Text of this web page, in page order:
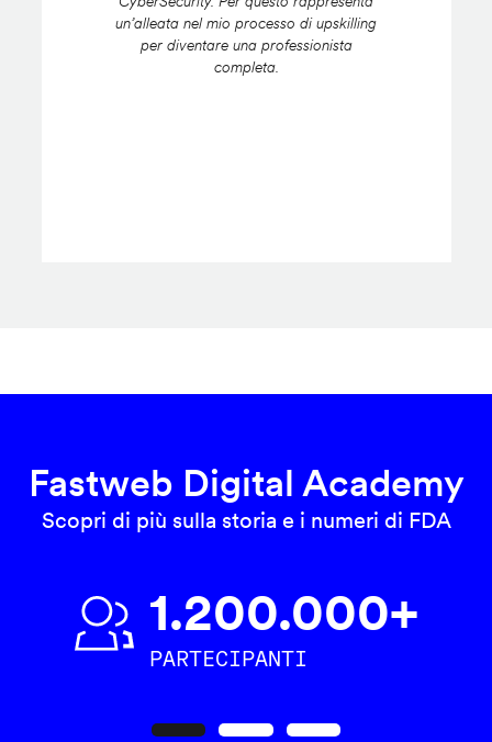
un’alleata nel mio processo di upskilling
per diventare una professionista
completa.
Fastweb Digital Academy
Scopri di più sulla storia e i numeri di FDA
1.200.000+
PARTECIPANTI